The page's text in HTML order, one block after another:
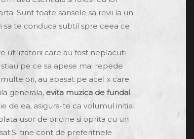
Sunt toate sansele sa revii la un
sa te conduca subtil spre ceea ce
utilizatorii care au fost neplacuti
pe ce sa apese mai repede
ori, au apasat pe acel x care
generala, evita muzica de fundal
de ea, asigura-te ca volumul initial
usor de oricine si oprita cu un
tine cont de preferitnele